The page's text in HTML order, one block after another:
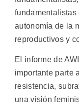
fundamentalistas
autonomía de la
reproductivos y
El informe de
importante parte
resistencia,
una visión